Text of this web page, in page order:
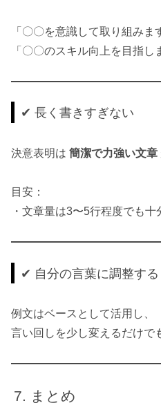
「〇〇を意識して取り組みま
「〇〇のスキル向上を目指し
✔ 長く書きすぎない
決意表明は 簡潔で力強い文章
目安：
・文章量は3〜5行程度でも十
✔ 自分の言葉に調整する
例文はベースとして活用し、
言い回しを少し変えるだけで
まとめ